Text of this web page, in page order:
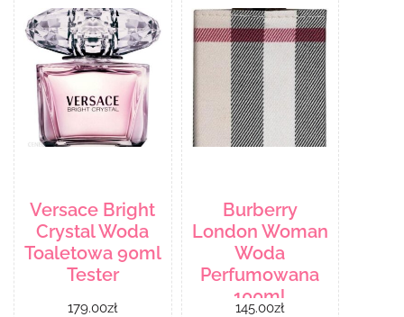
Versace Bright
Crystal Woda
Toaletowa 90ml
Tester
179.00zł
Burberry
London Woman
Woda
Perfumowana
100ml
145.00zł